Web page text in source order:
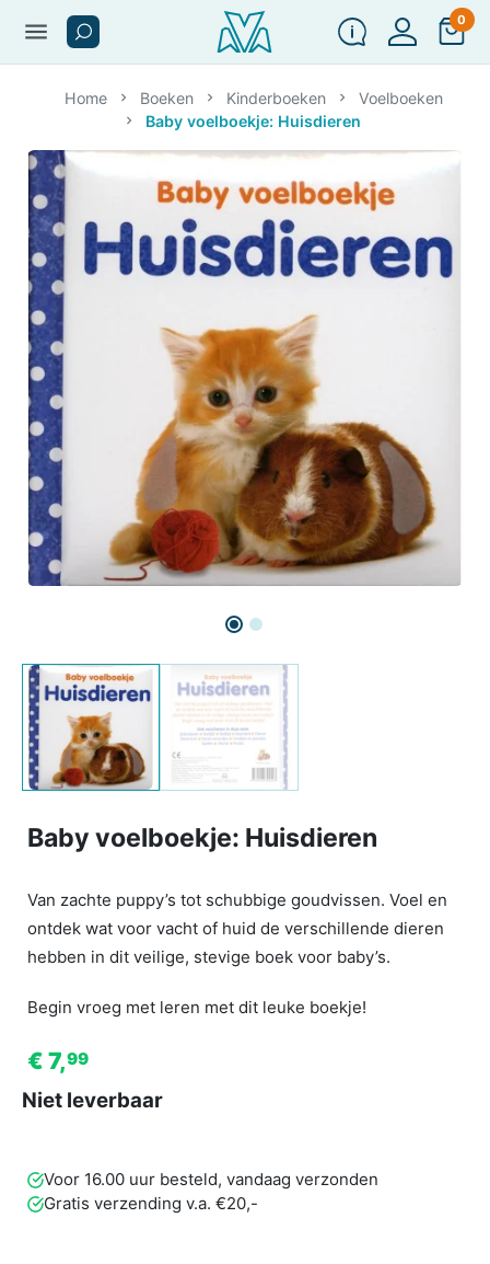
menu 0
Home Boeken Kinderboeken
Voelboeken
Baby voelboekje: Huisdieren
Baby voelboekje: Huisdieren
Van zachte puppy’s tot schubbige goudvissen. Voel en
ontdek wat voor vacht of huid de verschillende dieren
hebben in dit veilige, stevige boek voor baby’s.
Begin vroeg met leren met dit leuke boekje!
€ 7,99
Niet leverbaar
Voor 16.00 uur besteld, vandaag verzonden
Gratis verzending v.a. €20,-